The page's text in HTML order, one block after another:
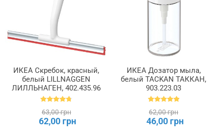
ИКЕА Скребок, красный,
белый LILLNAGGEN
ЛИЛЛЬНАГЕН, 402.435.96
63,00 грн
62,00 грн
ИКЕА Дозатор мыла,
белый TACKAN ТАККАН,
903.223.03
62,00 грн
46,00 грн